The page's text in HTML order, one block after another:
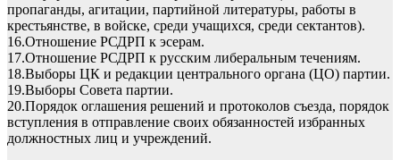
пропаганды, агитации, партийной литературы, работы в
крестьянстве, в войске, среди учащихся, среди сектантов).
16.Отношение РСДРП к эсерам.
17.Отношение РСДРП к русским либеральным течениям.
18.Выборы ЦК и редакции центрального органа (ЦО) партии.
19.Выборы Совета партии.
20.Порядок оглашения решений и протоколов съезда, порядок
вступления в отправление своих обязанностей избранных
должностных лиц и учреждений.